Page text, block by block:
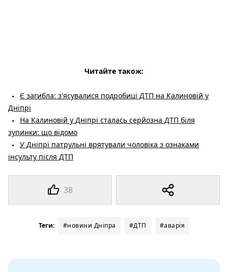
38
Читайте також:
Є загибла: з'ясувалися подробиці ДТП на Калиновій у
Дніпрі
На Калиновій у Дніпрі сталась серйозна ДТП біля
зупинки: що відомо
У Дніпрі патрульні врятували чоловіка з ознаками
інсульту після ДТП
Теги: #новини Дніпра #ДТП #аварія